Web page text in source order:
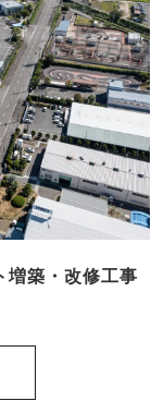
増築・改修工事